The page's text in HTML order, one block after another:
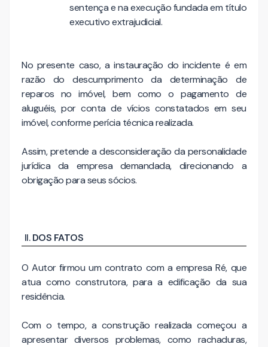
sentença e na execução fundada em título
executivo extrajudicial.
No presente caso, a instauração do incidente é em
razão do descumprimento da determinação de
reparos no imóvel, bem como o pagamento de
aluguéis, por conta de vícios constatados em seu
imóvel, conforme perícia técnica realizada.
Assim, pretende a desconsideração da personalidade
jurídica da empresa demandada, direcionando a
obrigação para seus sócios.
DOS FATOS
O Autor firmou um contrato com a empresa Ré, que
atua como construtora, para a edificação da sua
residência.
Com o tempo, a construção realizada começou a
apresentar diversos problemas, como rachaduras,